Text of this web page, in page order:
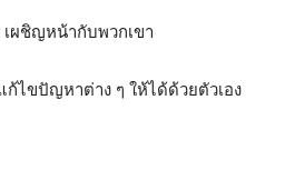
เผชิญหน้ากับพวกเขา
ก้ไขปัญหาต่าง ๆ ให้ได้ด้วยตัวเอง